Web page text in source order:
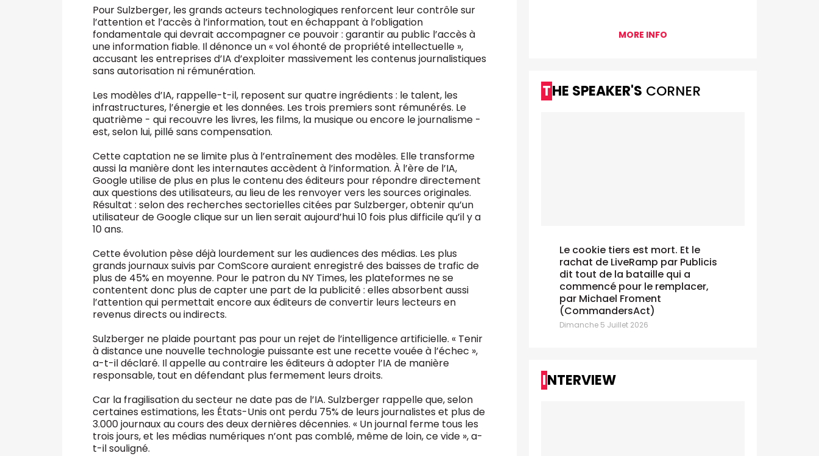
Pour Sulzberger, les grands acteurs technologiques renforcent leur contrôle sur
l’attention et l’accès à l’information, tout en échappant à l’obligation
fondamentale qui devrait accompagner ce pouvoir : garantir au public l’accès à
une information fiable. Il dénonce un « vol éhonté de propriété intellectuelle »,
accusant les entreprises d’IA d’exploiter massivement les contenus journalistiques
sans autorisation ni rémunération.
Les modèles d’IA, rappelle-t-il, reposent sur quatre ingrédients : le talent, les
infrastructures, l’énergie et les données. Les trois premiers sont rémunérés. Le
quatrième - qui recouvre les livres, les films, la musique ou encore le journalisme -
est, selon lui, pillé sans compensation.
Cette captation ne se limite plus à l’entraînement des modèles. Elle transforme
aussi la manière dont les internautes accèdent à l’information. À l’ère de l’IA,
Google utilise de plus en plus le contenu des éditeurs pour répondre directement
aux questions des utilisateurs, au lieu de les renvoyer vers les sources originales.
Résultat : selon des recherches sectorielles citées par Sulzberger, obtenir qu’un
utilisateur de Google clique sur un lien serait aujourd’hui 10 fois plus difficile qu’il y a
10 ans.
Cette évolution pèse déjà lourdement sur les audiences des médias. Les plus
grands journaux suivis par ComScore auraient enregistré des baisses de trafic de
plus de 45% en moyenne. Pour le patron du NY Times, les plateformes ne se
contentent donc plus de capter une part de la publicité : elles absorbent aussi
l’attention qui permettait encore aux éditeurs de convertir leurs lecteurs en
revenus directs ou indirects.
Sulzberger ne plaide pourtant pas pour un rejet de l’intelligence artificielle. « Tenir
à distance une nouvelle technologie puissante est une recette vouée à l’échec »,
a-t-il déclaré. Il appelle au contraire les éditeurs à adopter l’IA de manière
responsable, tout en défendant plus fermement leurs droits.
Car la fragilisation du secteur ne date pas de l’IA. Sulzberger rappelle que, selon
certaines estimations, les États-Unis ont perdu 75% de leurs journalistes et plus de
3.000 journaux au cours des deux dernières décennies. « Un journal ferme tous les
trois jours, et les médias numériques n’ont pas comblé, même de loin, ce vide », a-
t-il souligné.
MORE INFO
THE SPEAKER'S CORNER
Le cookie tiers est mort. Et le
rachat de LiveRamp par Publicis
dit tout de la bataille qui a
commencé pour le remplacer,
par Michael Froment
(CommandersAct)
Dimanche 5 Juillet 2026
INTERVIEW